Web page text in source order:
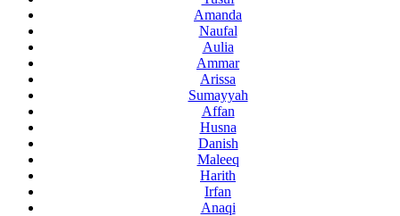
Amanda
Naufal
Aulia
Ammar
Arissa
Sumayyah
Affan
Husna
Danish
Maleeq
Harith
Irfan
Anaqi